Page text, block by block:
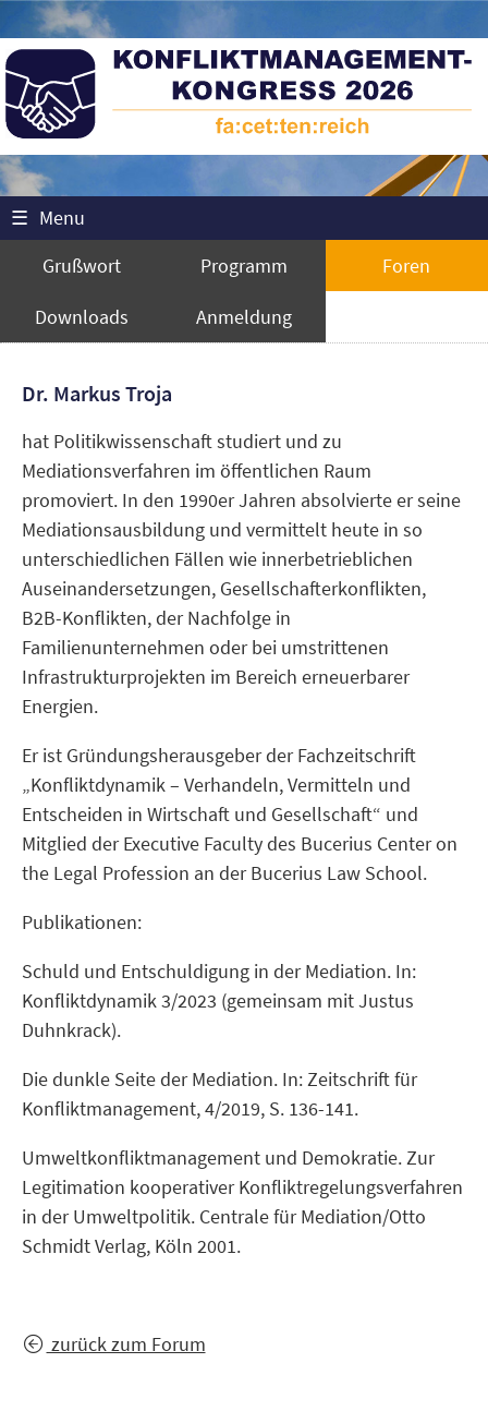
☰ Menu
Grußwort
Programm Foren
Downloads Anmeldung
Dr. Markus Troja
hat Politikwissenschaft studiert und zu
Mediationsverfahren im öffentlichen Raum
promoviert. In den 1990er Jahren absolvierte er seine
Mediationsausbildung und vermittelt heute in so
unterschiedlichen Fällen wie innerbetrieblichen
Auseinandersetzungen, Gesellschafterkonflikten,
B2B-Konflikten, der Nachfolge in
Familienunternehmen oder bei umstrittenen
Infrastrukturprojekten im Bereich erneuerbarer
Energien.
Er ist Gründungsherausgeber der Fachzeitschrift
„Konfliktdynamik – Verhandeln, Vermitteln und
Entscheiden in Wirtschaft und Gesellschaft“ und
Mitglied der Executive Faculty des Bucerius Center on
the Legal Profession an der Bucerius Law School.
Publikationen:
Schuld und Entschuldigung in der Mediation. In:
Konfliktdynamik 3/2023 (gemeinsam mit Justus
Duhnkrack).
Die dunkle Seite der Mediation. In: Zeitschrift für
Konfliktmanagement, 4/2019, S. 136-141.
Umweltkonfliktmanagement und Demokratie. Zur
Legitimation kooperativer Konfliktregelungsverfahren
in der Umweltpolitik. Centrale für Mediation/Otto
Schmidt Verlag, Köln 2001.
zurück zum Forum